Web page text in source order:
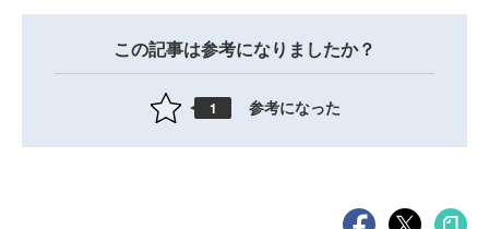
この記事は参考になりましたか？
1 参考になった